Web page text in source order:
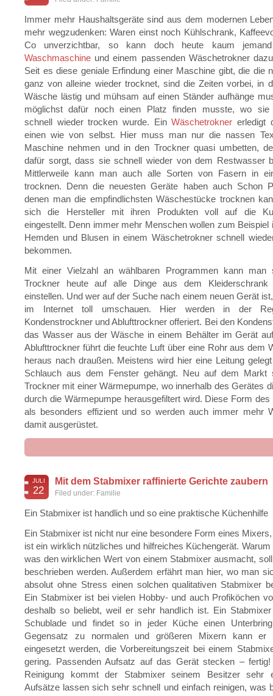
Immer mehr Haushaltsgeräte sind aus dem modernen
mehr wegzudenken: Waren einst noch Kühlschrank,
Co unverzichtbar, so kann doch heute kaum
Waschmaschine und einem passenden Wäschetrokner
Seit es diese geniale Erfindung einer Maschine gibt, die die
ganz von alleine wieder trocknet, sind die Zeiten vorbei, in
Wäsche lästig und mühsam auf einen Ständer aufhänge
möglichst dafür noch einen Platz finden musste, wo sie
schnell wieder trocken wurde. EinWäschetrokner erledigt
einen wie von selbst. Hier muss man nur die nassen
Maschine nehmen und in den Trockner quasi umbetten,
dafür sorgt, dass sie schnell wieder von dem Restwasser
Mittlerweile kann man auch alle Sorten von Fasern in
trocknen. Denn die neuesten Geräte haben auch Schon
denen man die empfindlichsten Wäschestücke trocknen
sich die Hersteller mit ihren Produkten voll auf die
eingestellt. Denn immer mehr Menschen wollen zum Beispiel
Hemden und Blusen in einem Wäschetrokner schnell
bekommen.
Mit einer Vielzahl an wählbaren Programmen kann
Trockner heute auf alle Dinge aus dem Kleiderschrank
einstellen. Und wer auf der Suche nach einem neuen Gerät
im Internet toll umschauen. Hier werden in der
Kondenstrockner und Ablufttrockner offeriert. Bei den
das Wasser aus der Wäsche in einem Behälter im Gerät
Ablufttrockner führt die feuchte Luft über eine Rohr aus dem
heraus nach draußen. Meistens wird hier eine Leitung
Schlauch aus dem Fenster gehängt. Neu auf dem Markt
Trockner mit einer Wärmepumpe, wo innerhalb des Gerätes
durch die Wärmepumpe herausgefiltert wird. Diese Form des
als besonders effizient und so werden auch immer mehr
damit ausgerüstet.
JULI
22
Mit dem Stabmixer raffinierte Gerichte zaubern
Filed under: Familie
Ein Stabmixer ist handlich und so eine praktische Küchenhilfe
Ein Stabmixer ist nicht nur eine besondere Form eines
ist ein wirklich nützliches und hilfreiches Küchengerät.
was den wirklichen Wert von einem Stabmixer ausmacht,
beschrieben werden. Außerdem erfährt man hier, wo man
absolut ohne Stress einen solchen qualitativen Stabmixer
Ein Stabmixer ist bei vielen Hobby- und auch Profiköchen
deshalb so beliebt, weil er sehr handlich ist. Ein
Schublade und findet so in jeder Küche einen
Gegensatz zu normalen und größeren Mixern kann er
eingesetzt werden, die Vorbereitungszeit bei einem
gering. Passenden Aufsatz auf das Gerät stecken –
Reinigung kommt der Stabmixer seinem Besitzer sehr
Aufsätze lassen sich sehr schnell und einfach reinigen, was